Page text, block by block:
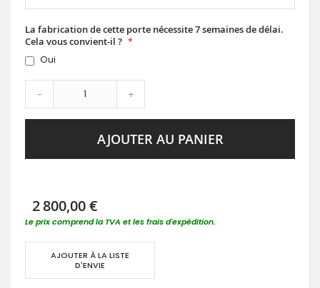
La fabrication de cette porte nécessite 7 semaines de délai.
Cela vous convient-il ?
Oui
- +
AJOUTER AU PANIER
2 800,00 €
Le prix comprend la TVA et les frais d'expédition.
AJOUTER À LA LISTE
D'ENVIE